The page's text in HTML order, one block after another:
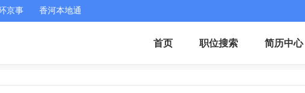
京事 香河本地通
首页 职位搜索 简历中心